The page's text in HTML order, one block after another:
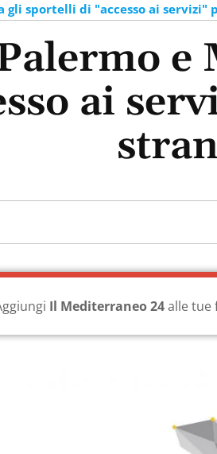
gli sportelli di "accesso ai
e
ai
Il Mediterraneo 24alle tue